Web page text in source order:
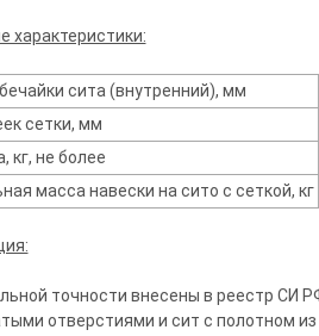
характеристики:
сита (внутренний), мм
сетки, мм
кг, не более
масса навески на сито с сеткой, кг
точности внесены в реестр СИ
отверстиями и сит с полотном